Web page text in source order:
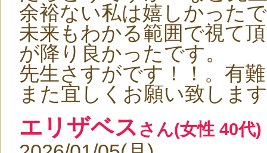
余裕ない私は嬉しかった
未来もわかる範囲で視て
が降り良かったです。
先生さすがです！！。有
また宜しくお願い致しま
エリザベス さん(女性 40代)